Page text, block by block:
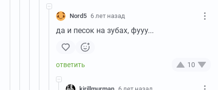
Nord5 6 лет назад
да и песок на зубах, фууу...
10